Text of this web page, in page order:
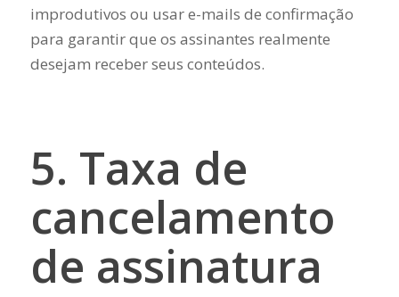
improdutivos ou usar e-mails de confirmação
para garantir que os assinantes realmente
desejam receber seus conteúdos.
5. Taxa de
cancelamento
de assinatura